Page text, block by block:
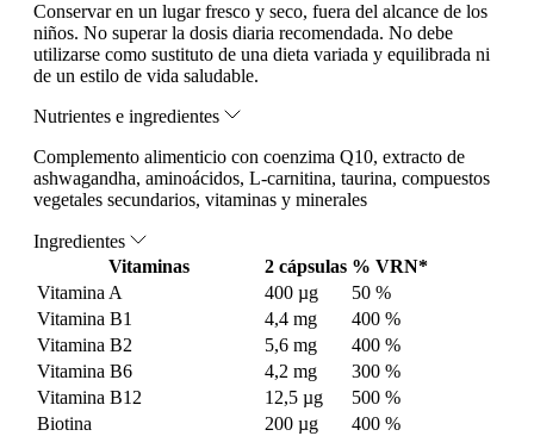
Conservar en un lugar fresco y seco, fuera del alcance de los
niños. No superar la dosis diaria recomendada. No debe
utilizarse como sustituto de una dieta variada y equilibrada ni
de un estilo de vida saludable.
Nutrientes e ingredientes
Complemento alimenticio con coenzima Q10, extracto de
ashwagandha, aminoácidos, L-carnitina, taurina, compuestos
vegetales secundarios, vitaminas y minerales
Ingredientes
Vitaminas
2 cápsulas % VRN*
Vitamina A
400 µg
50 %
Vitamina B1
4,4 mg
400 %
Vitamina B2
5,6 mg
400 %
Vitamina B6
4,2 mg
300 %
Vitamina B12
12,5 µg
500 %
Biotina
200 µg
400 %